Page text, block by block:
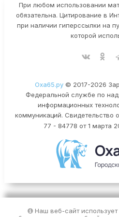
При любом использовании
обязательна. Цитирование в
при наличии гиперссылки на
которой
Оха65.ру© 2017-2026
Федеральной службе по
информационных
коммуникаций.
77 - 84778 от 1 марта
Наш веб-сайт